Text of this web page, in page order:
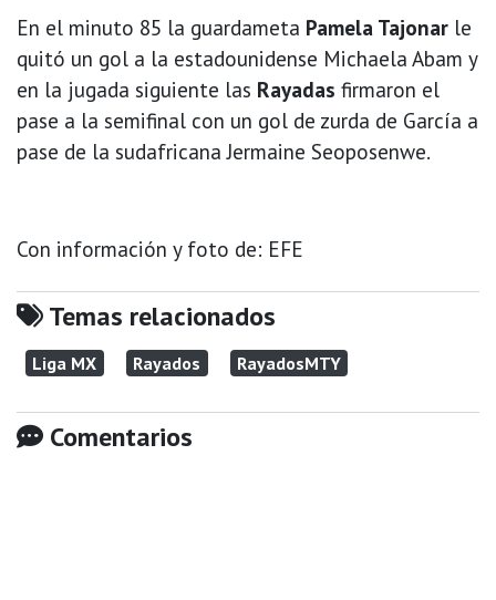
En el minuto 85 la guardameta Pamela Tajonar le
quitó un gol a la estadounidense Michaela Abam y
en la jugada siguiente las Rayadas firmaron el
pase a la semifinal con un gol de zurda de García a
pase de la sudafricana Jermaine Seoposenwe.
Con información y foto de: EFE
Temas relacionados
Liga MX Rayados RayadosMTY
Comentarios